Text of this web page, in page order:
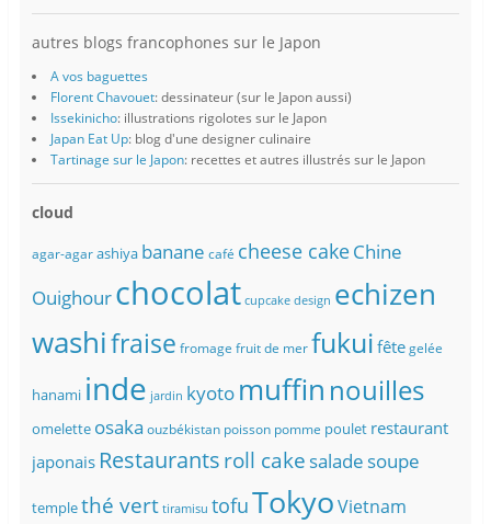
autres blogs francophones sur le Japon
A vos baguettes
Florent Chavouet: dessinateur (sur le Japon aussi)
Issekinicho: illustrations rigolotes sur le Japon
Japan Eat Up: blog d'une designer culinaire
Tartinage sur le Japon: recettes et autres illustrés sur le Japon
cloud
agar-agar ashiya banane café cheese cakeChine
Ouighourchocolat cupcake design echizen
washifraise fromage fruit de mer fukui fête gelée
hanami inde jardin kyoto muffin nouilles
omelette osaka ouzbékistan poisson pomme poulet restaurant
japonais Restaurantsroll cake salade soupe
templethé vert tiramisu tofuTokyoVietnam